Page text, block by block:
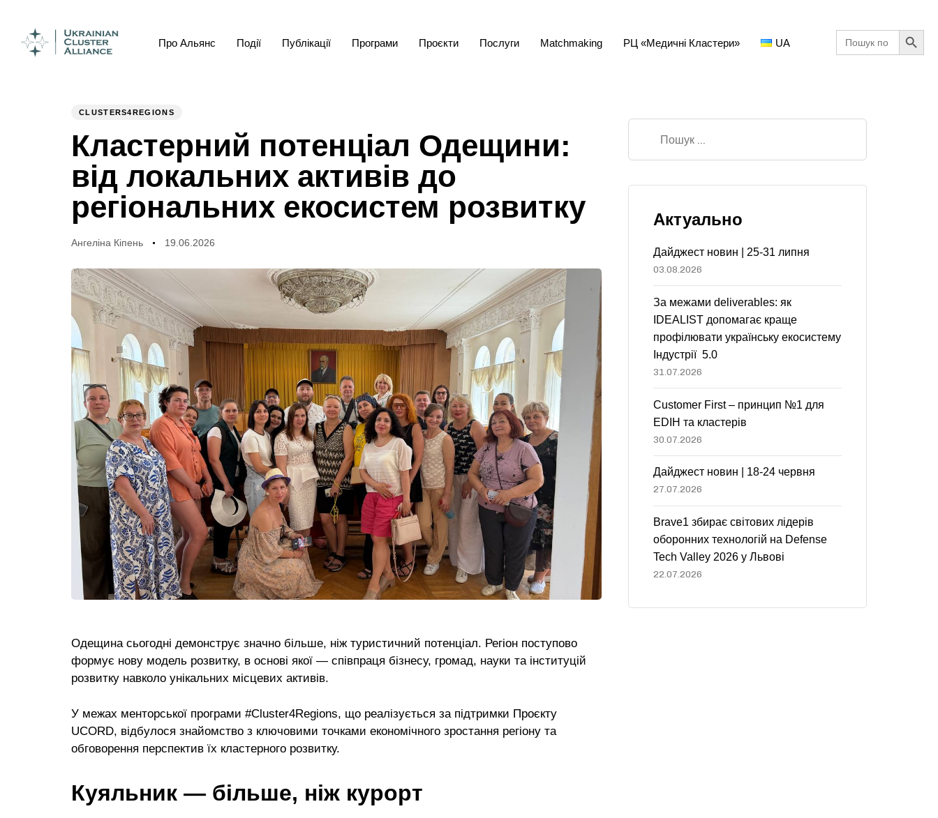
Про Альянс Події Публікації Програми Проєкти Послуги Matchmaking РЦ «Медичні Кластери» UA
Search
for:
Search Button
PUBLISHED
CLUSTERS4REGIONS
Кластерний потенціал Одещини:
від локальних активів до
регіональних екосистем розвитку
Author
Ангеліна Кіпень
Published
19.06.2026
Одещина сьогодні демонструє значно більше, ніж туристичний потенціал. Регіон поступово
формує нову модель розвитку, в основі якої — співпраця бізнесу, громад, науки та інституцій
розвитку навколо унікальних місцевих активів.
У межах менторської програми #Cluster4Regions, що реалізується за підтримки Проєкту
UCORD, відбулося знайомство з ключовими точками економічного зростання регіону та
обговорення перспектив їх кластерного розвитку.
Куяльник — більше, ніж курорт
Актуально
Дайджест новин | 25-31 липня
03.08.2026
За межами deliverables: як
IDEALIST допомагає краще
профілювати українську екосистему
Індустрії 5.0
31.07.2026
Customer First – принцип №1 для
EDIH та кластерів
30.07.2026
Дайджест новин | 18-24 червня
27.07.2026
Brave1 збирає світових лідерів
оборонних технологій на Defense
Tech Valley 2026 у Львові
22.07.2026